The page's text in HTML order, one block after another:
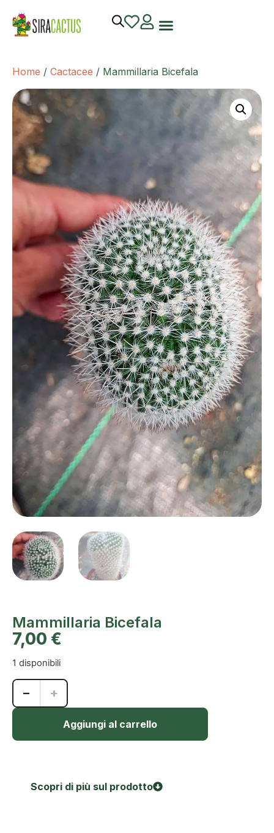
Home / Cactacee / Mammillaria Bicefala
Mammillaria Bicefala
7,00 €
1 disponibili
− +
Aggiungi al carrello
Scopri di più sul prodotto